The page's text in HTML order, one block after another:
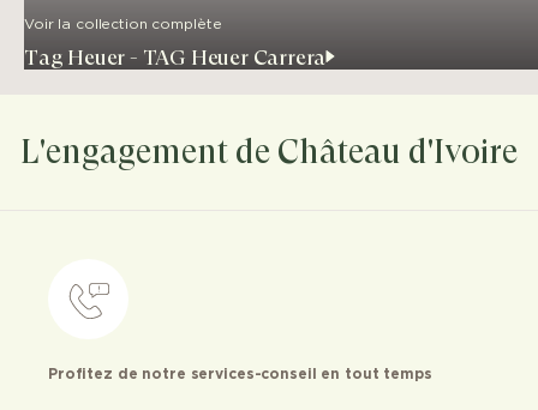
Voir la collection complète
Tag Heuer - TAG Heuer Carrera
L'engagement de Château d'Ivoire
Profitez de notre services-conseil en tout temps